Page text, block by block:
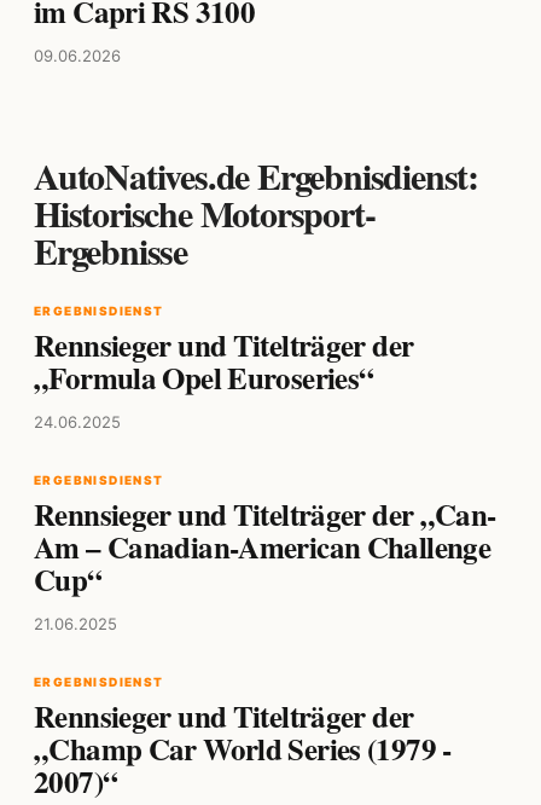
im Capri RS 3100
09.06.2026
AutoNatives.de Ergebnisdienst:
Historische Motorsport-
Ergebnisse
ERGEBNISDIENST
Rennsieger und Titelträger der
„Formula Opel Euroseries“
24.06.2025
ERGEBNISDIENST
Rennsieger und Titelträger der „Can-
Am – Canadian-American Challenge
Cup“
21.06.2025
ERGEBNISDIENST
Rennsieger und Titelträger der
„Champ Car World Series (1979 -
2007)“